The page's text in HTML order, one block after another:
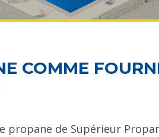
COMME
propane de Supérieur